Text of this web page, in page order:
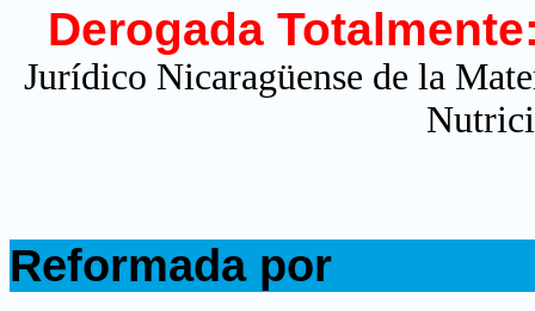
Derogada
Jurídico Nicaragüense de la
Reformada por